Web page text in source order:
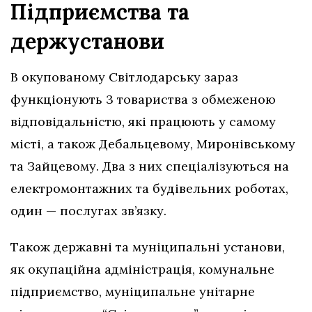
Підприємства та
держустанови
В окупованому Світлодарську зараз
функціонують 3 товариства з обмеженою
відповідальністю, які працюють у самому
місті, а також Дебальцевому, Миронівському
та Зайцевому. Два з них спеціалізуються на
електромонтажних та будівельних роботах,
один — послугах зв’язку.
Також державні та муніципальні установи,
як окупаційна адміністрація, комунальне
підприємство, муніципальне унітарне